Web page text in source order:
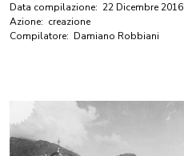
Data compilazione: 22 Dicembre 2016
Azione: creazione
Compilatore: Damiano Robbiani